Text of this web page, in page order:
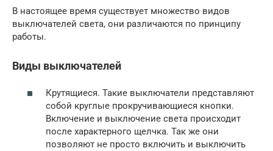
В настоящее время существует множество видов
выключателей света, они различаются по принципу
работы.
Виды выключателей
Крутящиеся. Такие выключатели представляют
собой круглые прокручивающиеся кнопки.
Включение и выключение света происходит
после характерного щелчка. Так же они
позволяют не просто включить и выключить